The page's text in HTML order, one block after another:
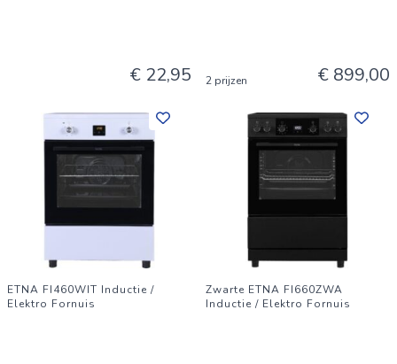
€ 22,95 2 prijzen € 899,00
ETNA FI460WIT Inductie /
Elektro Fornuis
Zwarte ETNA FI660ZWA
Inductie / Elektro Fornuis